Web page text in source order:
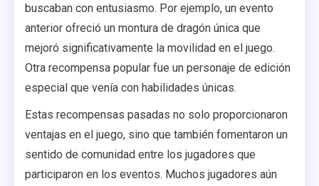
buscaban con entusiasmo. Por ejemplo, un evento
anterior ofreció un montura de dragón única que
mejoró significativamente la movilidad en el juego.
Otra recompensa popular fue un personaje de edición
especial que venía con habilidades únicas.
Estas recompensas pasadas no solo proporcionaron
ventajas en el juego, sino que también fomentaron un
sentido de comunidad entre los jugadores que
participaron en los eventos. Muchos jugadores aún